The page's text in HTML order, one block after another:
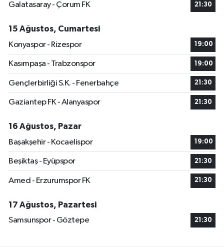
Galatasaray - Çorum FK
21:30
15 Ağustos, Cumartesi
Konyaspor - Rizespor
19:00
Kasımpaşa - Trabzonspor 19:00
Gençlerbirliği S.K. - Fenerbahçe 21:30
Gaziantep FK - Alanyaspor 21:30
16 Ağustos, Pazar
Başakşehir - Kocaelispor
19:00
Beşiktaş - Eyüpspor 21:30
Amed - Erzurumspor FK 21:30
17 Ağustos, Pazartesi
Samsunspor - Göztepe
21:30